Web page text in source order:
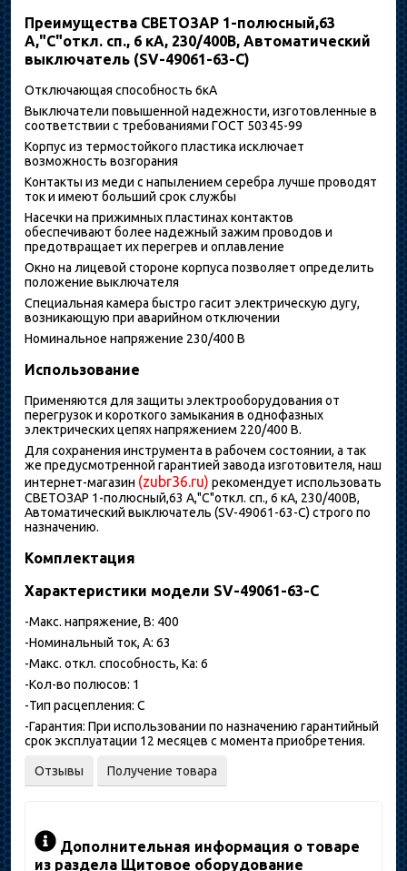
Преимущества СВЕТОЗАР 1-полюсный,63
A,"C"откл. сп., 6 кА, 230/400В, Автоматический
выключатель (SV-49061-63-C)
Отключающая способность 6кА
Выключатели повышенной надежности, изготовленные в
соответствии с требованиями ГОСТ 50345-99
Корпус из термостойкого пластика исключает
возможность возгорания
Контакты из меди с напылением серебра лучше проводят
ток и имеют больший срок службы
Насечки на прижимных пластинах контактов
обеспечивают более надежный зажим проводов и
предотвращает их перегрев и оплавление
Окно на лицевой стороне корпуса позволяет определить
положение выключателя
Специальная камера быстро гасит электрическую дугу,
возникающую при аварийном отключении
Номинальное напряжение 230/400 В
Использование
Применяются для защиты электрооборудования от
перегрузок и короткого замыкания в однофазных
электрических цепях напряжением 220/400 В.
Для сохранения инструмента в рабочем состоянии, а так
же предусмотренной гарантией завода изготовителя, наш
интернет-магазин (zubr36.ru) рекомендует использовать
СВЕТОЗАР 1-полюсный,63 A,"C"откл. сп., 6 кА, 230/400В,
Автоматический выключатель (SV-49061-63-C) строго по
назначению.
Комплектация
Характеристики модели SV-49061-63-C
-Макс. напряжение, В: 400
-Номинальный ток, А: 63
-Макс. откл. способность, Ка: 6
-Кол-во полюсов: 1
-Тип расцепления: С
-Гарантия: При использовании по назначению гарантийный
срок эксплуатации 12 месяцев с момента приобретения.
Отзывы Получение товара
Дополнительная информация о товаре
из раздела Щитовое оборудование